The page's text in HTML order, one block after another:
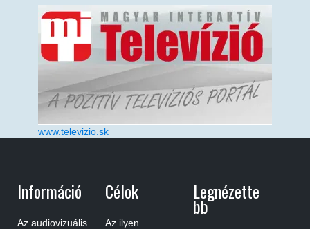
www.televizio.sk
Információ
Az audiovizuális
Célok
Az ilyen
Legnézette
Bb